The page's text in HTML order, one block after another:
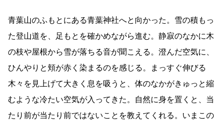
青葉山のふもとにある青葉神社へと向かった。雪の積もっ
た登山道を、足もとを確かめながら進む。静寂のなかに木
の枝や屋根から雪が落ちる音が聞こえる。澄んだ空気に、
ひんやりと頬が赤く染まるのを感じる。まっすぐ伸びる
木々を見上げて大きく息を吸うと、体のなかがきゅっと縮
むような冷たい空気が入ってきた。自然に身を置くと、当
たり前が当たり前ではないことを教えてくれる。いまこの